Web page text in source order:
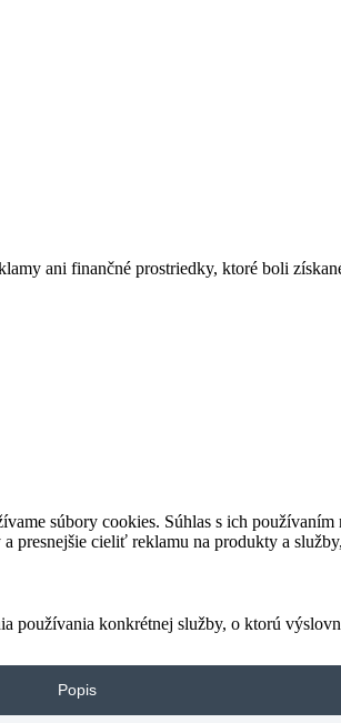
ani finančné prostriedky, ktoré boli
súbory cookies. Súhlas s ich
cieliť reklamu na produkty a
konkrétnej služby, o ktorú
Popis